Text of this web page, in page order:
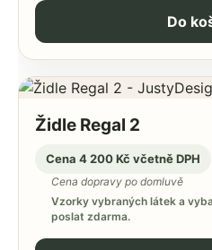
Do
Židle Regal 2
Cena 4 200 Kč včetně DPH
Cena dopravy po domluvě
Vzorky vybraných látek a
poslat zdarma.